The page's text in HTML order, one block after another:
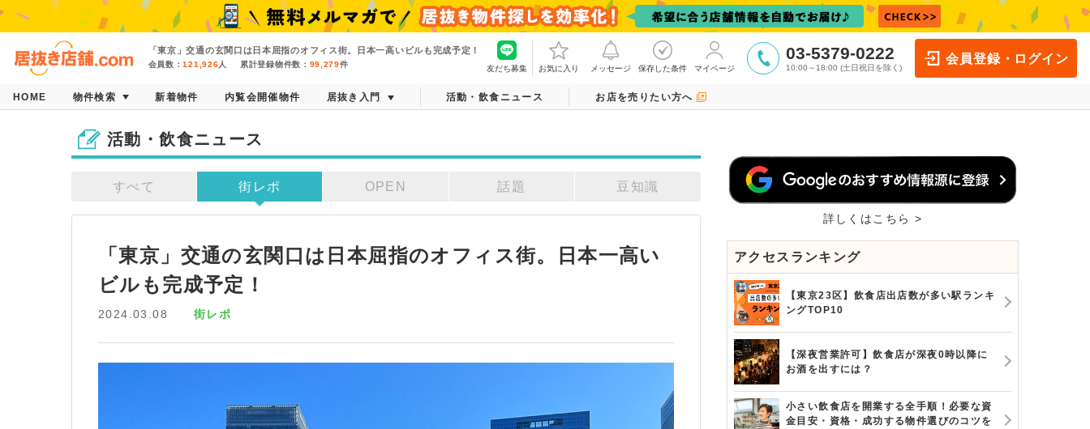
「東京」交通の玄関口は日本屈指のオフィス街。日本一高いビルも完成予定！
会員数：121,926人 累計登録物件数： 99,279件 友だち募集 お気に入り メッセージ 保存した条件 マイページ
03-5379-0222
10:00～18:00 (土日祝日を除く)
会員登録・ログイン
HOME 物件検索 新着物件 内覧会開催物件 居抜き入門 活動・飲食ニュース お店を売りたい方へ
活動・飲食ニュース
すべて 街レポ OPEN 話題 豆知識
「東京」交通の玄関口は日本屈指のオフィス街。日本一高い
ビルも完成予定！
2024.03.08 街レポ
詳しくはこちら >
アクセスランキング
【東京23区】飲食店出店数が多い駅ランキ
ングTOP10
【深夜営業許可】飲食店が深夜0時以降に
お酒を出すには？
小さい飲食店を開業する全手順！必要な資
金目安・資格・成功する物件選びのコツを